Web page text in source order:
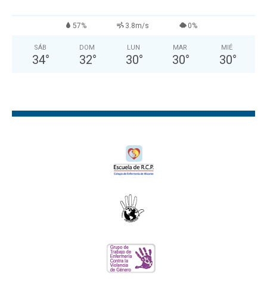
57% 3.8m/s 0%
SÁB
34°
DOM
32°
LUN
30°
MAR
30°
MIÉ
30°